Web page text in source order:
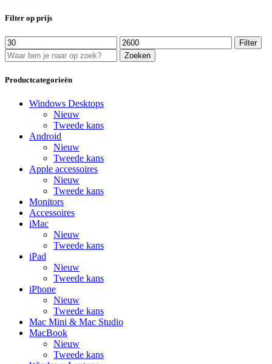
Filter op prijs
Min.
prijs
Max.
prijs
Filter
Zoeken
Productcategorieën
Windows Desktops
Nieuw
Tweede kans
Android
Nieuw
Tweede kans
Apple accessoires
Nieuw
Tweede kans
Monitors
Accessoires
iMac
Nieuw
Tweede kans
iPad
Nieuw
Tweede kans
iPhone
Nieuw
Tweede kans
Mac Mini & Mac Studio
MacBook
Nieuw
Tweede kans